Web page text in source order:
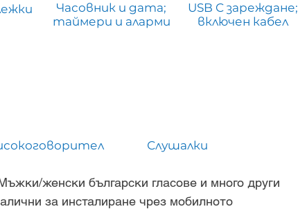
Часовник и дата;
таймери и аларми
USB C зареждане;
включен кабел
Слушалки
женски български гласове и много други
за инсталиране чрез мобилното